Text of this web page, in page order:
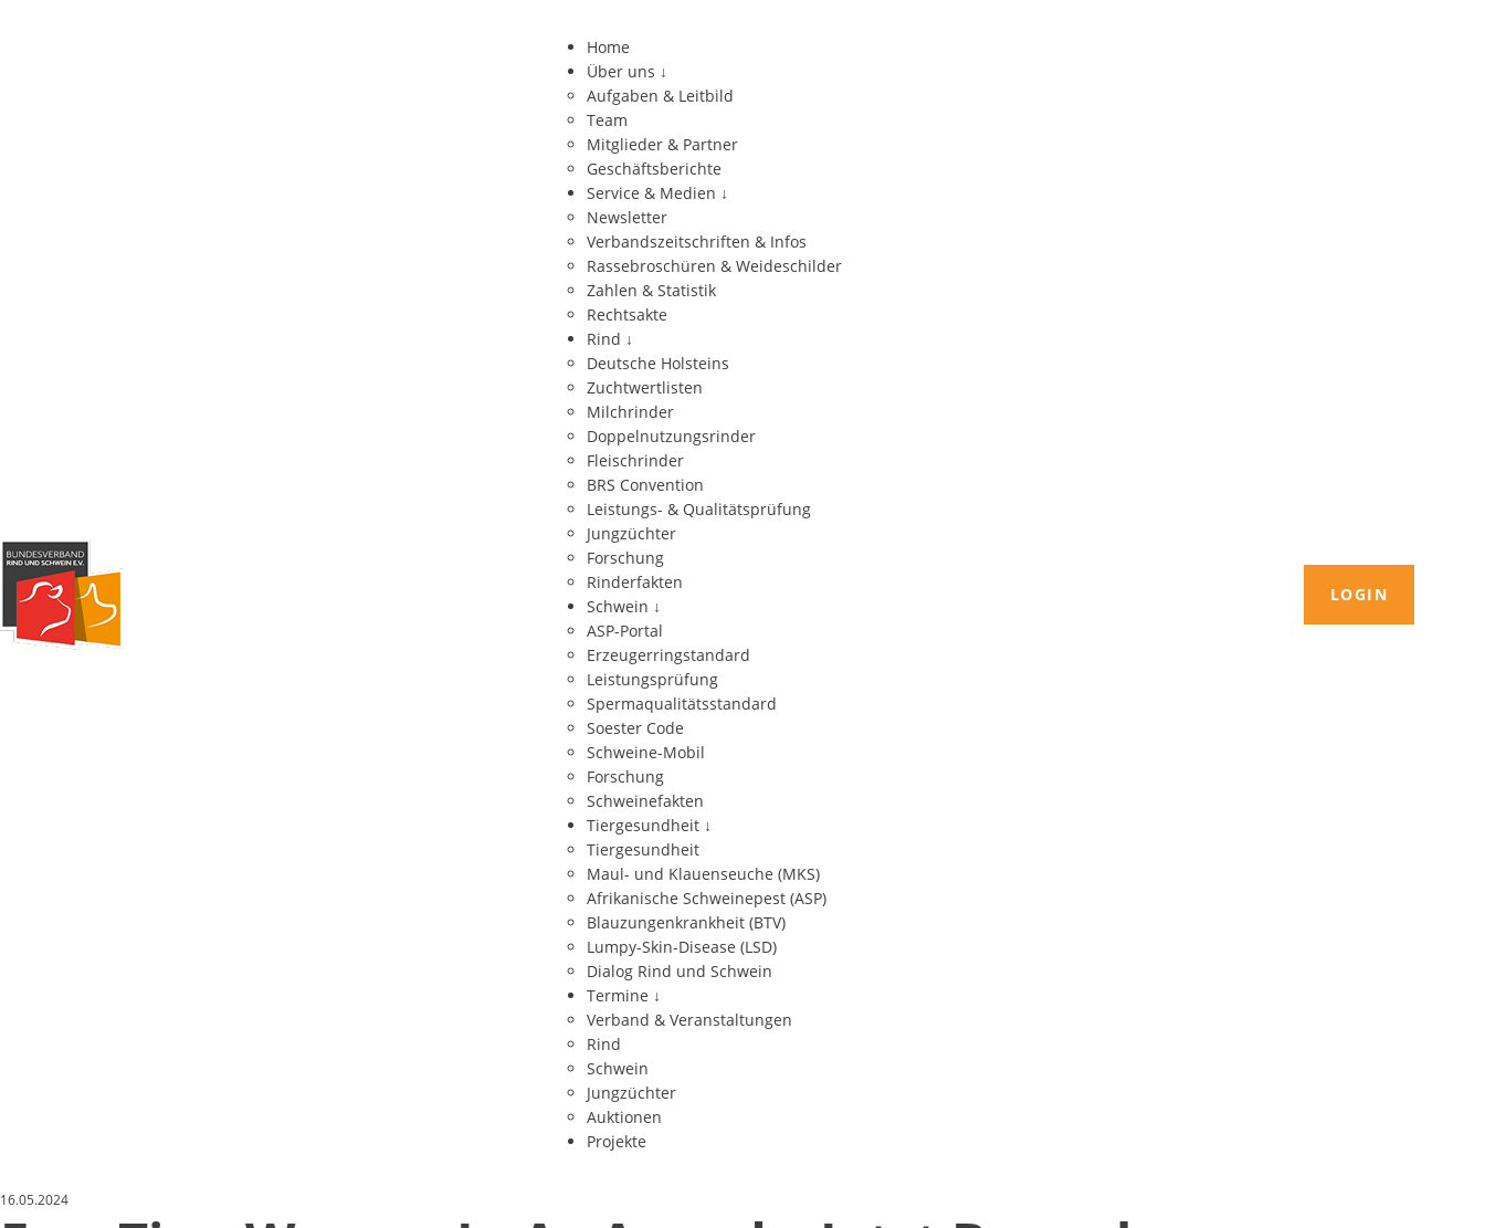
Home
Über uns ↓
Aufgaben & Leitbild
Team
Mitglieder & Partner
Geschäftsberichte
Service & Medien ↓
Newsletter
Verbandszeitschriften & Infos
Rassebroschüren & Weideschilder
Zahlen & Statistik
Rechtsakte
Rind ↓
Deutsche Holsteins
Zuchtwertlisten
Milchrinder
Doppelnutzungsrinder
Fleischrinder
BRS Convention
Leistungs- & Qualitätsprüfung
Jungzüchter
Forschung
Rinderfakten
Schwein ↓
ASP-Portal
Erzeugerringstandard
Leistungsprüfung
Spermaqualitätsstandard
Soester Code
Schweine-Mobil
Forschung
Schweinefakten
Tiergesundheit ↓
Tiergesundheit
Maul- und Klauenseuche (MKS)
Afrikanische Schweinepest (ASP)
Blauzungenkrankheit (BTV)
Lumpy-Skin-Disease (LSD)
Dialog Rind und Schwein
Termine ↓
Verband & Veranstaltungen
Rind
Schwein
Jungzüchter
Auktionen
Projekte
LOGIN
16.05.2024